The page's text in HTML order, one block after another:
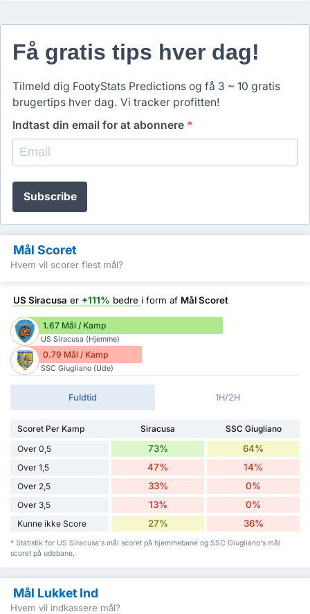
Få gratis tips hver dag!
Tilmeld dig FootyStats Predictions og få 3 ~ 10 gratis
brugertips hver dag. Vi tracker profitten!
Indtast din email for at abonnere *
Subscribe
Mål Scoret
Hvem vil scorer flest mål?
US Siracusa er +111% bedre i form af Mål Scoret
1.67 Mål / Kamp
US Siracusa (Hjemme)
0.79 Mål / Kamp
SSC Giugliano (Ude)
Fuldtid 1H/2H
Scoret Per Kamp Siracusa
SSC Giugliano
Over 0,5
73% 64%
Over 1,5 47% 14%
Over 2,5 33% 0%
Over 3,5 13% 0%
Kunne ikke Score 27% 36%
* Statistik for US Siracusa's mål scoret på hjemmebane og SSC Giugliano's mål
scoret på udebane.
Mål Lukket Ind
Hvem vil indkassere mål?